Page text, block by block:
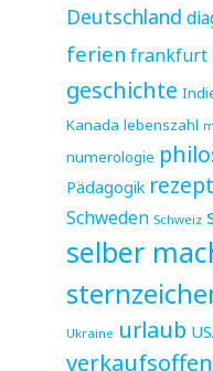
Deutschland
ferien frankfurt
geschichte
Kanada lebenszahl
numerologie
Pädagogik
Schweden Schweiz
selber
Ukraine urlaub